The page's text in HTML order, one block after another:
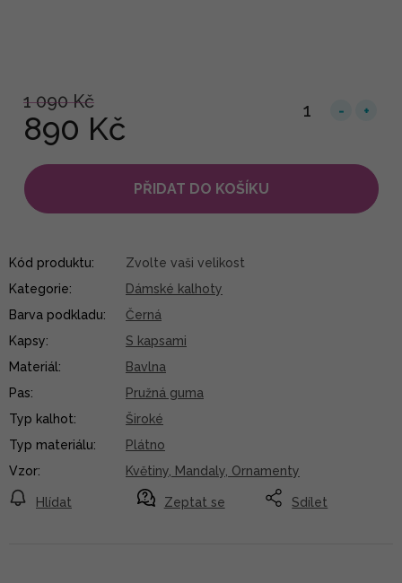
1 090 Kč
890 Kč
PŘIDAT DO KOŠÍKU
Zeptat se
Hlídat Sdílet
Kód produktu:
Zvolte vaši velikost
Kategorie:
Dámské kalhoty
Barva podkladu:
Černá
Kapsy:
S kapsami
Materiál:
Bavlna
Pas:
Pružná guma
Typ kalhot:
Široké
Typ materiálu:
Plátno
Vzor: Květiny, Mandaly, Ornamenty